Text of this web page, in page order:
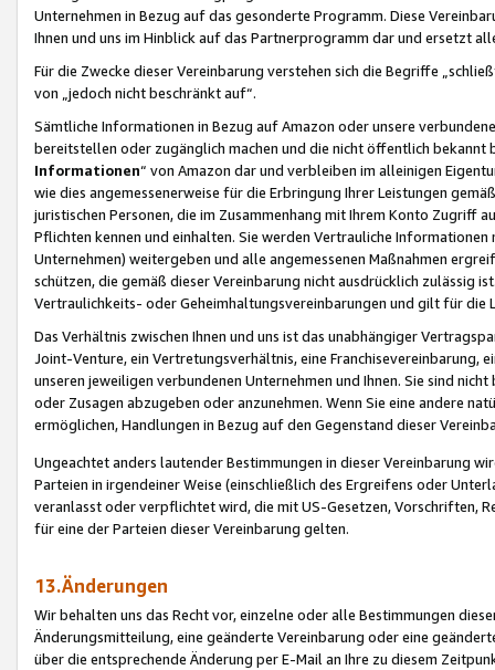
Unternehmen in Bezug auf das gesonderte Programm. Diese
Ihnen und uns im Hinblick auf das Partnerprogramm dar und ersetzt
Für die Zwecke dieser Vereinbarung verstehen sich die Begriffe
von „jedoch nicht beschränkt auf“.
Sämtliche Informationen in Bezug auf Amazon oder unsere
bereitstellen oder zugänglich machen und die nicht öffentlich
Informationen“ von Amazon dar und verbleiben im alleinigen
wie dies angemessenerweise für die Erbringung Ihrer Leistungen
juristischen Personen, die im Zusammenhang mit Ihrem Konto
Pflichten kennen und einhalten. Sie werden Vertrauliche
Unternehmen) weitergeben und alle angemessenen Maßnahmen
schützen, die gemäß dieser Vereinbarung nicht ausdrücklich zulässig
Vertraulichkeits- oder Geheimhaltungsvereinbarungen und gilt für die
Das Verhältnis zwischen Ihnen und uns ist das unabhängiger
Joint-Venture, ein Vertretungsverhältnis, eine Franchisevereinbarung,
unseren jeweiligen verbundenen Unternehmen und Ihnen. Sie sind
oder Zusagen abzugeben oder anzunehmen. Wenn Sie eine andere
ermöglichen, Handlungen in Bezug auf den Gegenstand dieser
Ungeachtet anders lautender Bestimmungen in dieser Vereinbarung
Parteien in irgendeiner Weise (einschließlich des Ergreifens oder
veranlasst oder verpflichtet wird, die mit US-Gesetzen, Vorschriften,
für eine der Parteien dieser Vereinbarung gelten.
13.Änderungen
Wir behalten uns das Recht vor, einzelne oder alle Bestimmungen
Änderungsmitteilung, eine geänderte Vereinbarung oder eine
über die entsprechende Änderung per E-Mail an Ihre zu diesem